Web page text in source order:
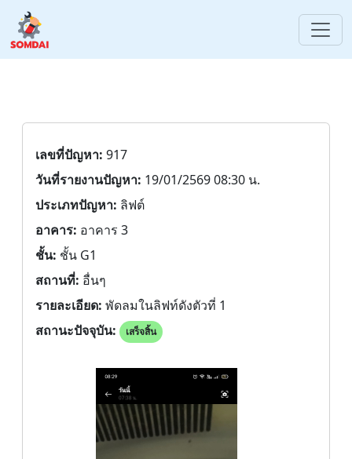
เลขที่ปัญหา: 917
วันที่รายงานปัญหา: 19/01/2569 08:30 น.
ประเภทปัญหา: ลิฟต์
อาคาร: อาคาร 3
ชั้น: ชั้น G1
สถานที่: อื่นๆ
รายละเอียด: พัดลมในลิฟท์ดังตัวที่ 1
สถานะปัจจุบัน:
เสร็จสิ้น